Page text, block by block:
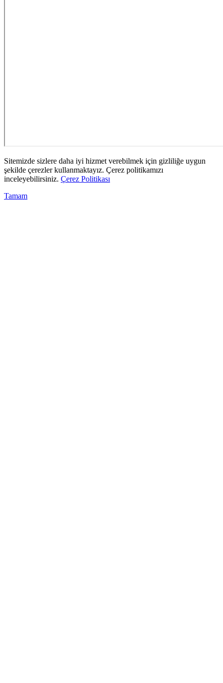
Sitemizde sizlere daha iyi hizmet verebilmek için gizliliğe uygun
şekilde çerezler kullanmaktayız. Çerez politikamızı
inceleyebilirsiniz. Çerez Politikası
Tamam